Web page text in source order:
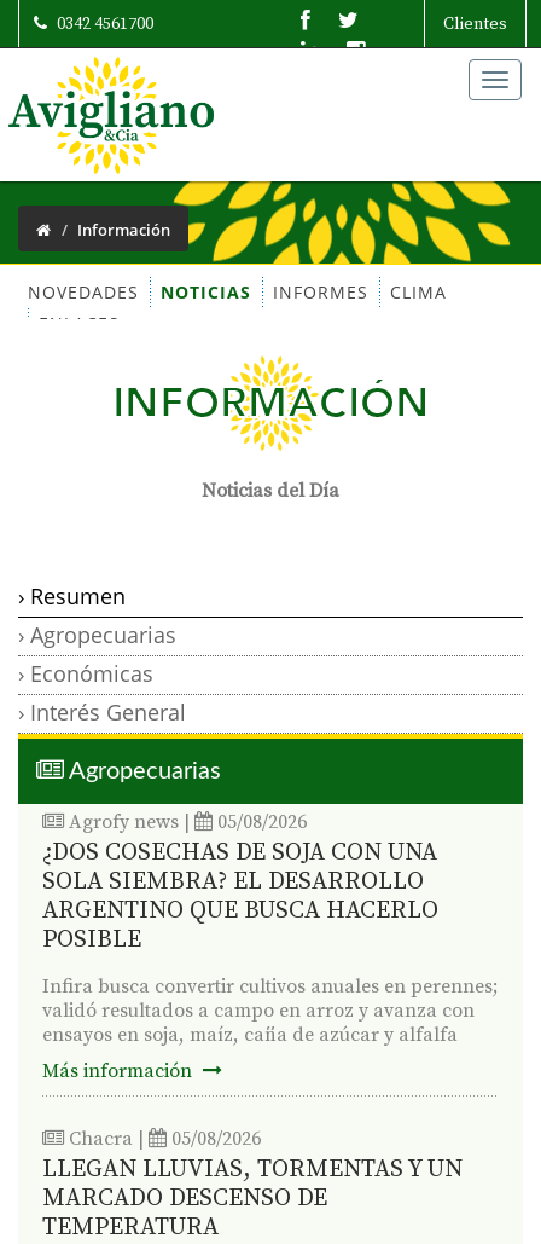
0342 4561700 Clientes
Información
NOVEDADES NOTICIAS INFORMES
CLIMA
ENLACES
INFORMACIÓN
Noticias del Día
› Resumen
› Agropecuarias
› Económicas
› Interés General
Agropecuarias
Agrofy news 05/08/2026
¿DOS COSECHAS DE SOJA CON UNA
SOLA SIEMBRA? EL DESARROLLO
ARGENTINO QUE BUSCA HACERLO
POSIBLE
Infira busca convertir cultivos anuales en perennes;
validó resultados a campo en arroz y avanza con
ensayos en soja, maíz, caña de azúcar y alfalfa
Más información
Chacra 05/08/2026
LLEGAN LLUVIAS, TORMENTAS Y UN
MARCADO DESCENSO DE
TEMPERATURA